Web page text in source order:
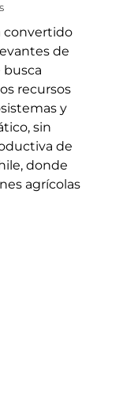
convertido
de
recursos
y
sin
de
donde
agrícolas